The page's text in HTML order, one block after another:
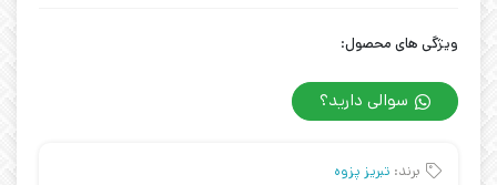
ویژگی های محصول:
سوالی دارید؟
برند: تبریز پزوه